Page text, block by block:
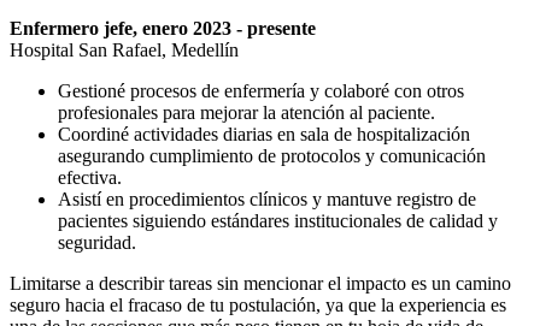
Enfermero jefe, enero 2023 - presente
Hospital San Rafael, Medellín
Gestioné procesos de enfermería y colaboré con otros
profesionales para mejorar la atención al paciente.
Coordiné actividades diarias en sala de hospitalización
asegurando cumplimiento de protocolos y comunicación
efectiva.
Asistí en procedimientos clínicos y mantuve registro de
pacientes siguiendo estándares institucionales de calidad y
seguridad.
Limitarse a describir tareas sin mencionar el impacto es un camino
seguro hacia el fracaso de tu postulación, ya que la experiencia es